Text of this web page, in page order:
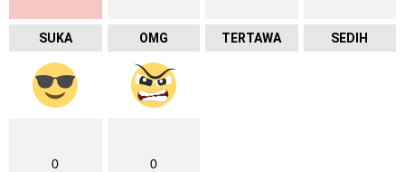
SUKA OMG TERTAWA SEDIH
0 0